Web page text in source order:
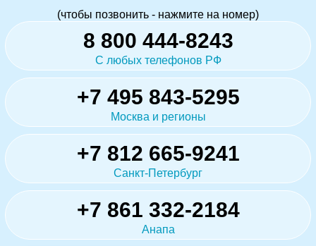
(чтобы позвонить - нажмите на номер)
8 800 444-8243
С любых телефонов РФ
+7 495 843-5295
Москва и регионы
+7 812 665-9241
Санкт-Петербург
+7 861 332-2184
Анапа